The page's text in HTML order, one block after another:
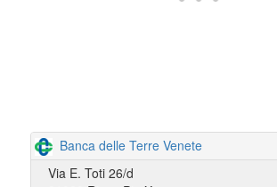
Banca delle Terre Venete
Via E. Toti 26/d